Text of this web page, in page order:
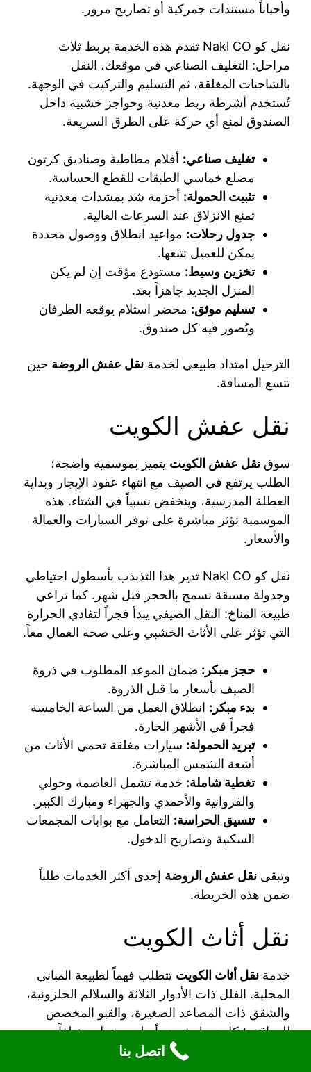
وأحياناً مستندات جمركية أو تصاريح مرور.
نقل كو Nakl CO تقدم هذه الخدمة بربط ثلاث
مراحل: التغليف الصناعي في موقعك، النقل
بالشاحنات المغلقة، ثم التسليم والتركيب في الوجهة.
تُستخدم أشرطة ربط معدنية وحواجز خشبية داخل
الصندوق لمنع أي حركة على الطرق السريعة.
تغليف صناعي: أفلام مطاطية وصناديق كرتون
مضلع خماسي الطبقات للقطع الحساسة.
تثبيت الحمولة: أحزمة شد بمشدات معدنية
تمنع الانزلاق عند السرعات العالية.
جدول رحلات: مواعيد انطلاق ووصول محددة
يمكن للعميل تتبعها.
تخزين وسيط: مستودع مؤقت إن لم يكن
المنزل الجديد جاهزاً بعد.
تسليم موثق: محضر استلام يوقعه الطرفان
ويُصور فيه كل صندوق.
الترحيل امتداد طبيعي لخدمة نقل عفش الروضة حين
تتسع المسافة.
نقل عفش الكويت
سوق نقل عفش الكويت يتميز بموسمية واضحة؛
الطلب يرتفع في الصيف مع انتهاء عقود الإيجار وبداية
العطلة المدرسية، وينخفض نسبياً في الشتاء. هذه
الموسمية تؤثر مباشرة على توفر السيارات والعمالة
والأسعار.
نقل كو Nakl CO تدير هذا التذبذب بأسطول احتياطي
وجدولة مسبقة تسمح بالحجز قبل شهر. كما تراعي
طبيعة المناخ: النقل الصيفي يبدأ فجراً لتفادي الحرارة
التي تؤثر على الأثاث الخشبي وعلى صحة العمال معاً.
حجز مبكر: ضمان الموعد المطلوب في ذروة
الصيف بأسعار ما قبل الذروة.
بدء مبكر: انطلاق العمل من الساعة الخامسة
فجراً في الأشهر الحارة.
تبريد الحمولة: سيارات مغلقة تحمي الأثاث من
أشعة الشمس المباشرة.
تغطية شاملة: خدمة تشمل العاصمة وحولي
والفروانية والأحمدي والجهراء ومبارك الكبير.
تنسيق الحراسة: التعامل مع بوابات المجمعات
السكنية وتصاريح الدخول.
وتبقى نقل عفش الروضة إحدى أكثر الخدمات طلباً
ضمن هذه الخريطة.
نقل أثاث الكويت
خدمة نقل أثاث الكويت تتطلب فهماً لطبيعة المباني
المحلية. الفلل ذات الأدوار الثلاثة والسلالم الحلزونية،
والشقق ذات المصاعد الصغيرة، والقبو المخصص
للمواقف؛ كل نمط يفرض أسلوب عمل مختلفاً
اتصل بنا